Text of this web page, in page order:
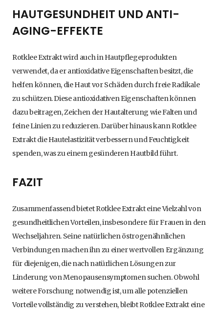
HAUTGESUNDHEIT UND ANTI-
AGING-EFFEKTE
Rotklee Extrakt wird auch in Hautpflegeprodukten
verwendet, da er antioxidative Eigenschaften besitzt, die
helfen können, die Haut vor Schäden durch freie Radikale
zu schützen. Diese antioxidativen Eigenschaften können
dazu beitragen, Zeichen der Hautalterung wie Falten und
feine Linien zu reduzieren. Darüber hinaus kann Rotklee
Extrakt die Hautelastizität verbessern und Feuchtigkeit
spenden, was zu einem gesünderen Hautbild führt.
FAZIT
Zusammenfassend bietet Rotklee Extrakt eine Vielzahl von
gesundheitlichen Vorteilen, insbesondere für Frauen in den
Wechseljahren. Seine natürlichen östrogenähnlichen
Verbindungen machen ihn zu einer wertvollen Ergänzung
für diejenigen, die nach natürlichen Lösungen zur
Linderung von Menopausensymptomen suchen. Obwohl
weitere Forschung notwendig ist, um alle potenziellen
Vorteile vollständig zu verstehen, bleibt Rotklee Extrakt eine